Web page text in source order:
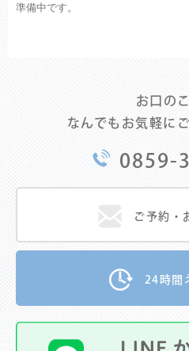
準備中です。
お口の
なんでもお気軽に
0859-
ご予約・
24時間